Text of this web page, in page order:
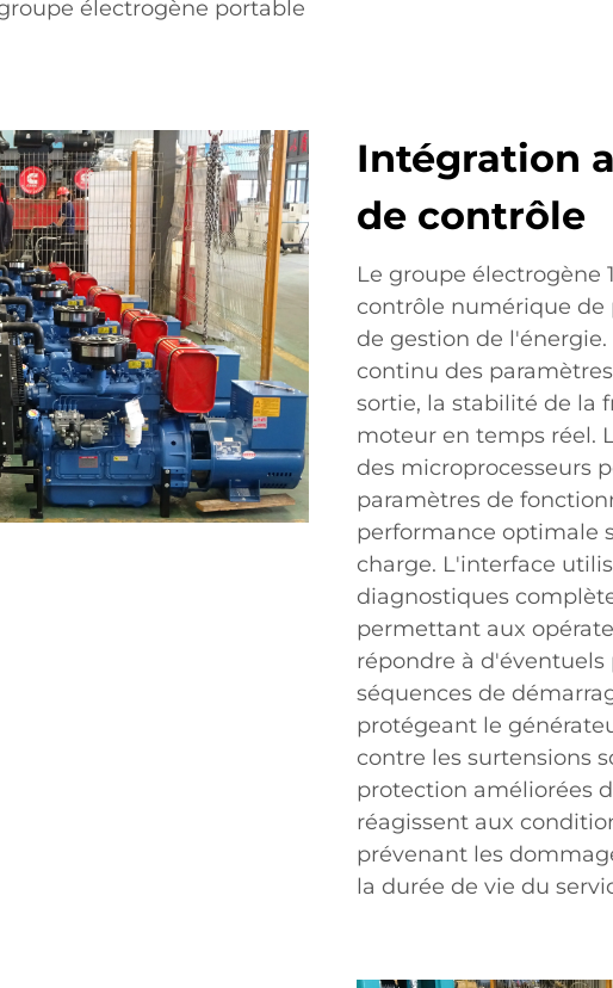
électrogène portable
Intégration
de contrôle
Le groupe électrogène
contrôle numérique de
de gestion de
continu des
sortie, la stabilité de la
moteur en temps réel.
des microprocesseurs
paramètres de
performance optimale
charge. L'interface
diagnostiques
permettant aux
répondre à
séquences de
protégeant le
contre les surtensions
protection améliorées
réagissent aux
prévenant les
la durée de vie du